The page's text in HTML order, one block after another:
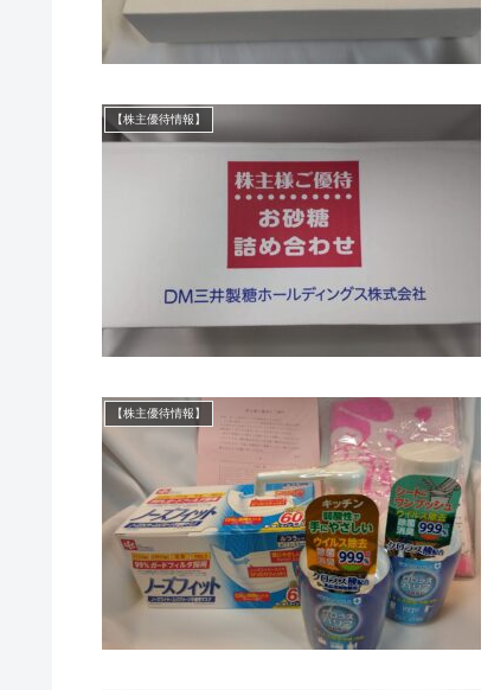
【株主優待情報】
【株主優待情報】